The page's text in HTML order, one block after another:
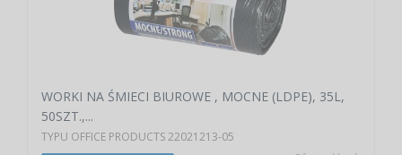
WORKI NA ŚMIECI BIUROWE , MOCNE (LDPE), 35L,
50SZT.,...
TYPU OFFICE PRODUCTS 22021213-05